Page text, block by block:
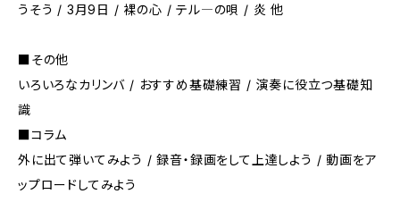
うそう / 3月9日 / 裸の心 / テル―の唄 / 炎 他
■その他
いろいろなカリンバ / おすすめ基礎練習 / 演奏に役立つ基礎知
識
■コラム
外に出て弾いてみよう / 録音・録画をして上達しよう / 動画をア
ップロードしてみよう